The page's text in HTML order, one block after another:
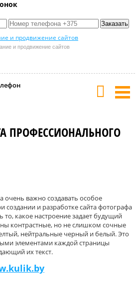
и продвижение сайтов
ПРОФЕССИОНАЛЬНОГО
очень важно создавать особое
создании и разработке сайта фотографа
то, какое настроение задает будущий
контрастные, но не слишком сочные
нейтральные черный и белый. Это
элементами каждой страницы
их текст.